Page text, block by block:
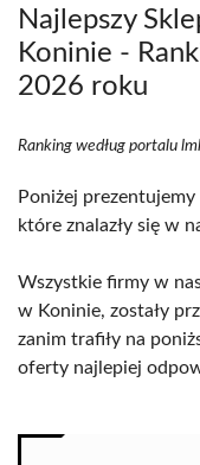
Najlepszy
Koninie -
2026 roku
Ranking według portalu
Poniżej
które znalazły się w
Wszystkie firmy w
w Koninie, zostały
zanim trafiły na
oferty najlepiej